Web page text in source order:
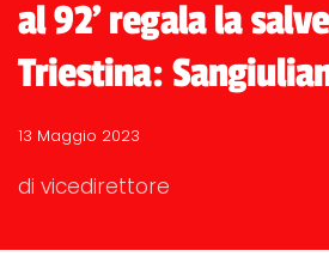
al 92' regala la
Triestina:
13 Maggio 2023
di vicedirettore